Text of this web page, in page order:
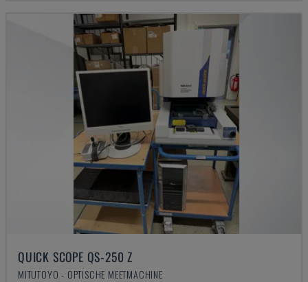
QUICK SCOPE QS-250 Z
MITUTOYO - OPTISCHE MEETMACHINE